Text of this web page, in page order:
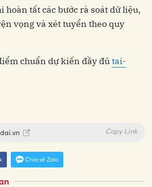
hoàn tất các bước rà soát dữ liệu,
vọng và xét tuyển theo quy
chuẩn dự kiến đầy đủtai-
Copy Link
Chia sẻ Zalo